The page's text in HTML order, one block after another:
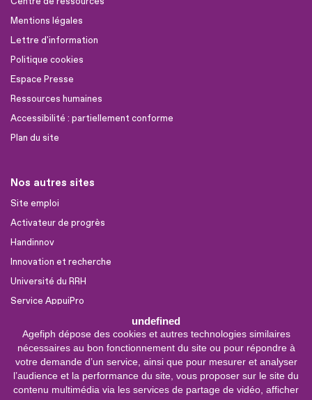
undefined
Agefiph dépose des cookies et autres technologies similaires
nécessaires au bon fonctionnement du site ou pour répondre à
votre demande d’un service, ainsi que pour mesurer et analyser
l’audience et la performance du site, vous proposer sur le site du
contenu multimédia via les services de partage de vidéo, afficher
Mentions légales
Lettre d'information
Politique cookies
Espace Presse
Ressources humaines
Accessibilité : partiellement conforme
Plan du site
Nos autres sites
Site emploi
Activateur de progrès
Handinnov
Innovation et recherche
Université du RRH
Service AppuiPro
Nous suivre
Youtube
Linkedin